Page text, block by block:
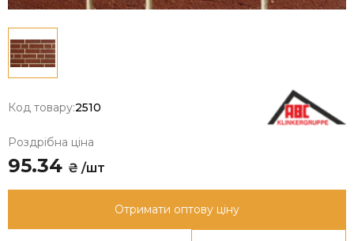
Код товару:2510
Роздрібна ціна
95.34 ₴ /шт
Отримати оптову ціну